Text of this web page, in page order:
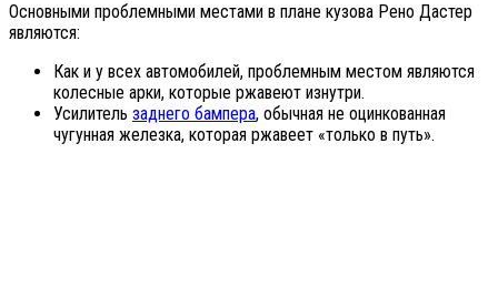
Основными проблемными местами в плане кузова Рено Дастер
являются:
Как и у всех автомобилей, проблемным местом являются
колесные арки, которые ржавеют изнутри.
Усилитель заднего бампера, обычная не оцинкованная
чугунная железка, которая ржавеет «только в путь».